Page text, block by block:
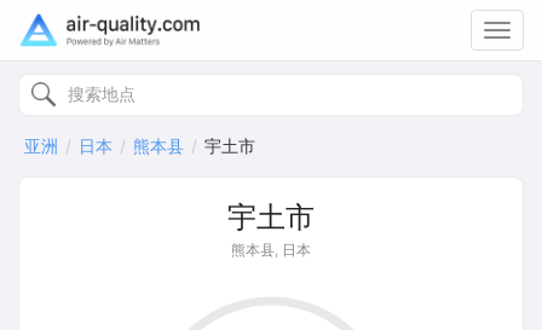
亚洲 日本 熊本县 宇土市
宇土市
熊本县, 日本